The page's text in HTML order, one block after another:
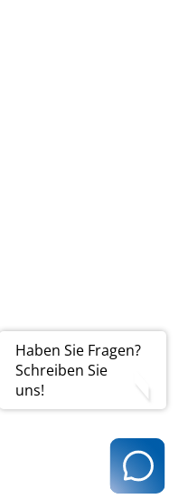
Haben Sie Fragen?
Schreiben Sie
uns!